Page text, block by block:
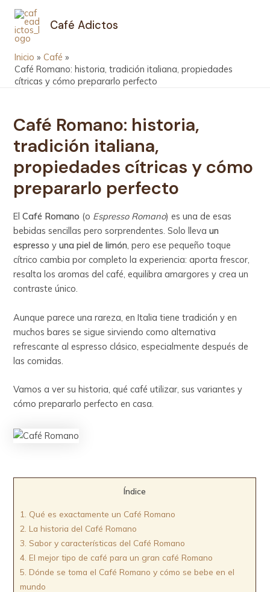
contenido
Café Adictos
Inicio
Café
Café Romano: historia, tradición italiana, propiedades
cítricas y cómo prepararlo perfecto
Café Romano: historia,
tradición italiana,
propiedades cítricas y cómo
prepararlo perfecto
ElCafé Romano (o Espresso Romano) es una de esas
bebidas sencillas pero sorprendentes. Solo llevaun
espresso yuna piel de limón, pero ese pequeño toque
cítrico cambia por completo la experiencia: aporta frescor,
resalta los aromas del café, equilibra amargores y crea un
contraste único.
Aunque parece una rareza, en Italia tiene tradición y en
muchos bares se sigue sirviendo como alternativa
refrescante al espresso clásico, especialmente después de
las comidas.
Vamos a ver su historia, qué café utilizar, sus variantes y
cómo prepararlo perfecto en casa.
Índice
1.
Qué es exactamente un Café Romano
2. La historia del Café Romano
3. Sabor y características del Café Romano
4. El mejor tipo de café para un gran café Romano
5. Dónde se toma el Café Romano y cómo se bebe en el
mundo
Navegación
entradas